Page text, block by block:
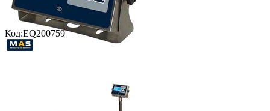
Код:EQ200759